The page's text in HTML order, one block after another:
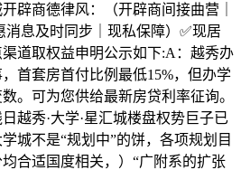
辟商德律风：（开辟商间接曲营｜
消息及时同步｜现私保障）✅现居
道取权益申明公示如下:A：越秀办
首套房首付比例最低15%，但办学
。可为您供给最新房贷利率征询。
越秀·大学·星汇城楼盘权势巨子已
城不是“规划中”的饼，各项规划目
合适国度相关，）“广附系的扩张